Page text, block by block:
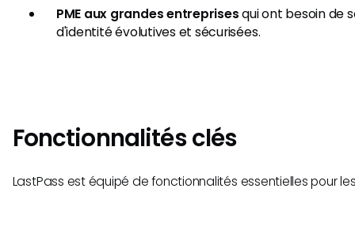
PME aux grandes entreprisesqui ont besoin de
d'identité évolutives et sécurisées.
Fonctionnalités clés
LastPass est équipé de fonctionnalités essentielles pour